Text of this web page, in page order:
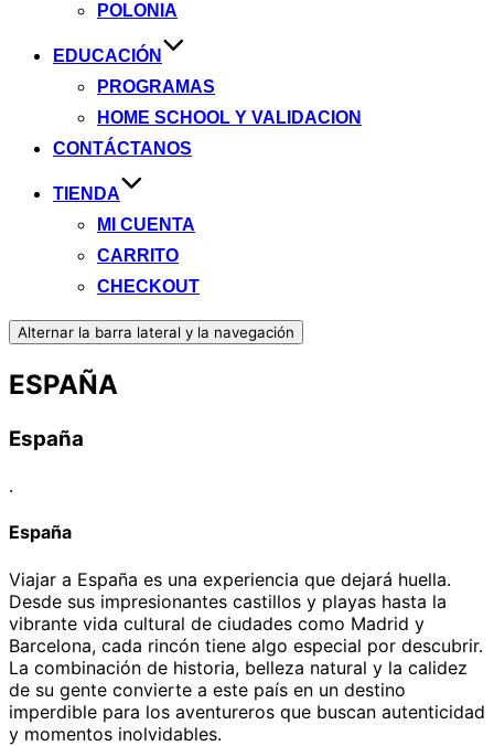
POLONIA
EDUCACIÓN
PROGRAMAS
HOME SCHOOL Y VALIDACION
CONTÁCTANOS
TIENDA
MI CUENTA
CARRITO
CHECKOUT
Alternar la barra lateral y la navegación
ESPAÑA
España
.
España
Viajar a España es una experiencia que dejará huella.
Desde sus impresionantes castillos y playas hasta la
vibrante vida cultural de ciudades como Madrid y
Barcelona, cada rincón tiene algo especial por descubrir.
La combinación de historia, belleza natural y la calidez
de su gente convierte a este país en un destino
imperdible para los aventureros que buscan autenticidad
y momentos inolvidables.